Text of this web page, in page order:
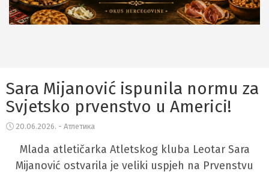
Sara Mijanović ispunila normu za
Svjetsko prvenstvo u Americi!
20.06.2026. - Атлетика
Mlada atletičarka Atletskog kluba Leotar Sara
Mijanović ostvarila je veliki uspjeh na Prvenstvu